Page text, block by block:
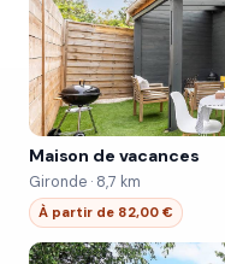
Maison de vacances
Gironde · 8,7 km
À partir de 82,00 €